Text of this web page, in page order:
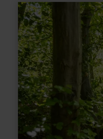
mehr
erfahren
zu:
Ich
bin
der
Fischbach
–
und
ich
kenne
jede
Brücke